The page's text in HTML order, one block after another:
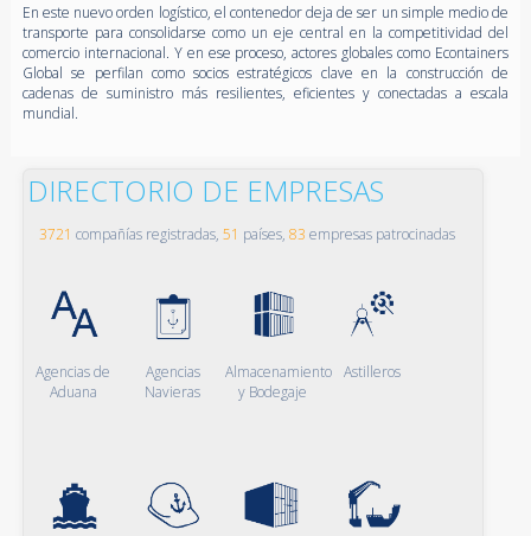
En este nuevo orden logístico, el contenedor deja de ser un simple medio de
transporte para consolidarse como un eje central en la competitividad del
comercio internacional. Y en ese proceso, actores globales como Econtainers
Global se perfilan como socios estratégicos clave en la construcción de
cadenas de suministro más resilientes, eficientes y conectadas a escala
mundial.
DIRECTORIO DE EMPRESAS
3721 compañías registradas, 51 países, 83 empresas patrocinadas
Agencias de
Aduana
Agencias
Navieras
Almacenamiento
y Bodegaje
Astilleros